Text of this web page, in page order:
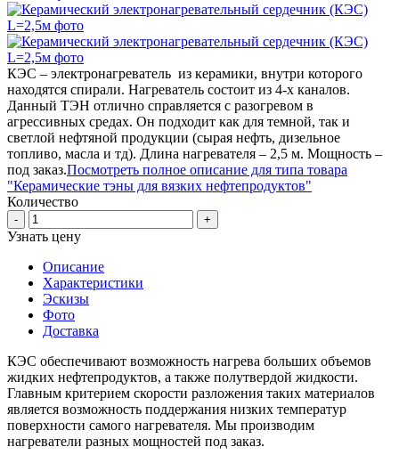
КЭС – электронагреватель из керамики, внутри которого
находятся спирали. Нагреватель состоит из 4-х каналов.
Данный ТЭН отлично справляется с разогревом в
агрессивных средах. Он подходит как для темной, так и
светлой нефтяной продукции (сырая нефть, дизельное
топливо, масла и тд). Длина нагревателя – 2,5 м. Мощность –
под заказ.Посмотреть полное описание для типа товара
"Керамические тэны для вязких нефтепродуктов"
Количество
- +
Узнать цену
Описание
Характеристики
Эскизы
Фото
Доставка
КЭС обеспечивают возможность нагрева больших объемов
жидких нефтепродуктов, а также полутвердой жидкости.
Главным критерием скорости разложения таких материалов
является возможность поддержания низких температур
поверхности самого нагревателя. Мы производим
нагреватели разных мощностей под заказ.